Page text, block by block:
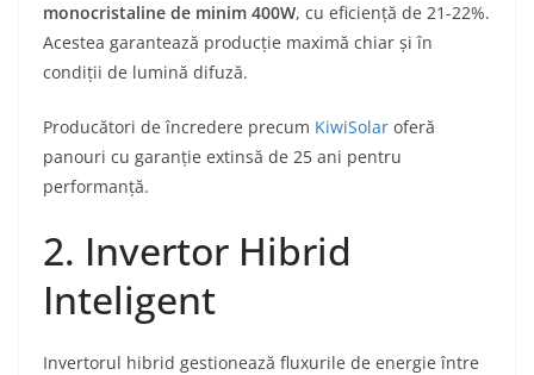
monocristaline de minim 400W, cu eficiență de 21-22%.
Acestea garantează producție maximă chiar și în
condiții de lumină difuză.
Producători de încredere precum KiwiSolar oferă
panouri cu garanție extinsă de 25 ani pentru
performanță.
2. Invertor Hibrid
Inteligent
Invertorul hibrid gestionează fluxurile de energie între